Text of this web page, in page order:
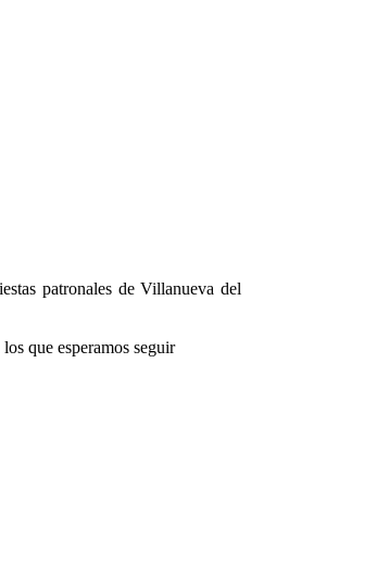
patronales de Villanueva del
que esperamos seguir